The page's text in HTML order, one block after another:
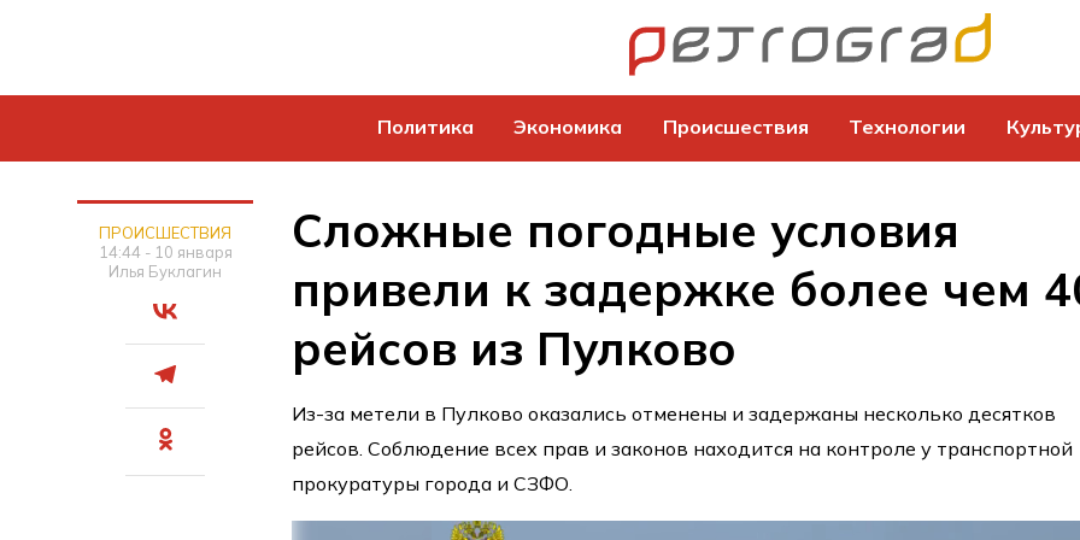
Политика Экономика Происшествия Технологии
ПРОИСШЕСТВИЯ
14:44 - 10 января
Илья Буклагин
Сложные погодные условия
привели к задержке более чем
рейсов из Пулково
Из-за метели в Пулково оказались отменены и задержаны несколько десятков
рейсов. Соблюдение всех прав и законов находится на контроле у транспортной
прокуратуры города и СЗФО.